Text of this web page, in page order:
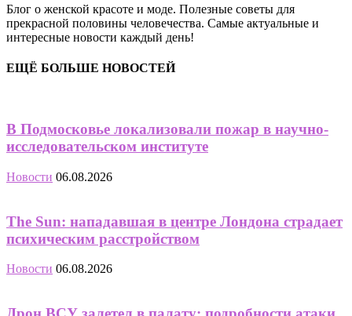
Блог о женской красоте и моде. Полезные советы для
прекрасной половины человечества. Самые актуальные и
интересные новости каждый день!
ЕЩЁ БОЛЬШЕ НОВОСТЕЙ
В Подмосковье локализовали пожар в научно-
исследовательском институте
Новости 06.08.2026
The Sun: нападавшая в центре Лондона страдает
психическим расстройством
Новости 06.08.2026